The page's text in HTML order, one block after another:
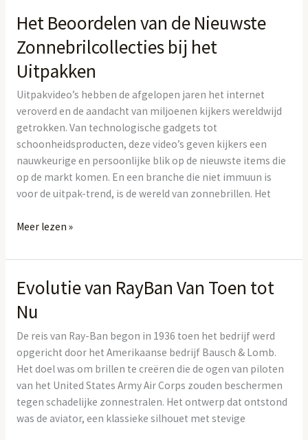
Het Beoordelen van de Nieuwste
Zonnebrilcollecties bij het
Uitpakken
Uitpakvideo’s hebben de afgelopen jaren het internet
veroverd en de aandacht van miljoenen kijkers wereldwijd
getrokken. Van technologische gadgets tot
schoonheidsproducten, deze video’s geven kijkers een
nauwkeurige en persoonlijke blik op de nieuwste items die
op de markt komen. En een branche die niet immuun is
voor de uitpak-trend, is de wereld van zonnebrillen. Het
Het
van
de
Nieuwste
Zonnebrilcollecties
bij
het
Uitpakken
Meer lezen »
Evolutie van RayBan Van Toen tot
Nu
De reis van Ray-Ban begon in 1936 toen het bedrijf werd
opgericht door het Amerikaanse bedrijf Bausch & Lomb.
Het doel was om brillen te creëren die de ogen van piloten
van het United States Army Air Corps zouden beschermen
tegen schadelijke zonnestralen. Het ontwerp dat ontstond
was de aviator, een klassieke silhouet met stevige
Evolutie
RayBan
Van
Toen
tot
Nu